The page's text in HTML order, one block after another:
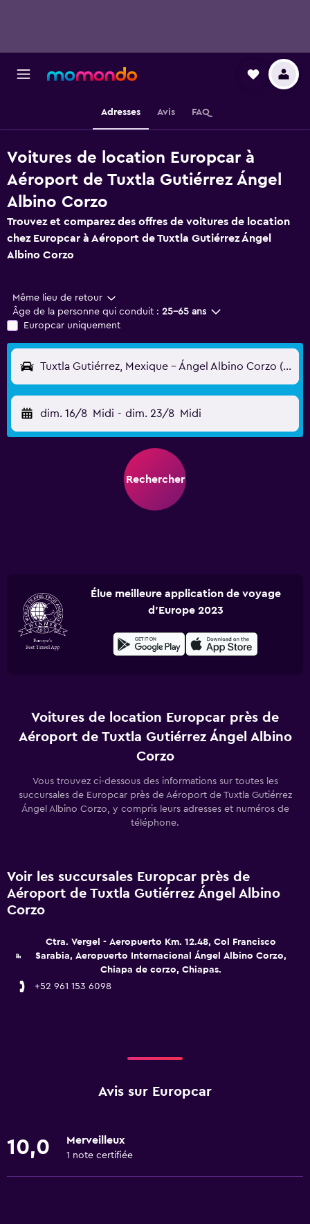
Adresses Avis FAQ
Voitures de location Europcar à
Aéroport de Tuxtla Gutiérrez Ángel
Albino Corzo
Trouvez et comparez des offres de voitures de location
chez Europcar à Aéroport de Tuxtla Gutiérrez Ángel
Albino Corzo
Même lieu de retour
Âge de la personne qui conduit : 25-65 ans
Europcar uniquement
Tuxtla Gutiérrez, Mexique - Ángel Albino Corzo (TGZ)
dim. 16/8 Midi - dim. 23/8 Midi
Rechercher
Élue meilleure application de voyage
d'Europe 2023
Voitures de location Europcar près de
Aéroport de Tuxtla Gutiérrez Ángel Albino
Corzo
Vous trouvez ci-dessous des informations sur toutes les
succursales de Europcar près de Aéroport de Tuxtla Gutiérrez
Ángel Albino Corzo, y compris leurs adresses et numéros de
téléphone.
Voir les succursales Europcar près de
Aéroport de Tuxtla Gutiérrez Ángel Albino
Corzo
Ctra. Vergel - Aeropuerto Km. 12.48, Col Francisco
Sarabia, Aeropuerto Internacional Ángel Albino Corzo,
Chiapa de corzo, Chiapas.
+52 961 153 6098
Avis sur Europcar
10,0 Merveilleux
1 note certifiée